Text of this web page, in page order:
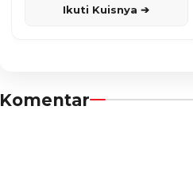
Ikuti Kuisnya ➔
Komentar